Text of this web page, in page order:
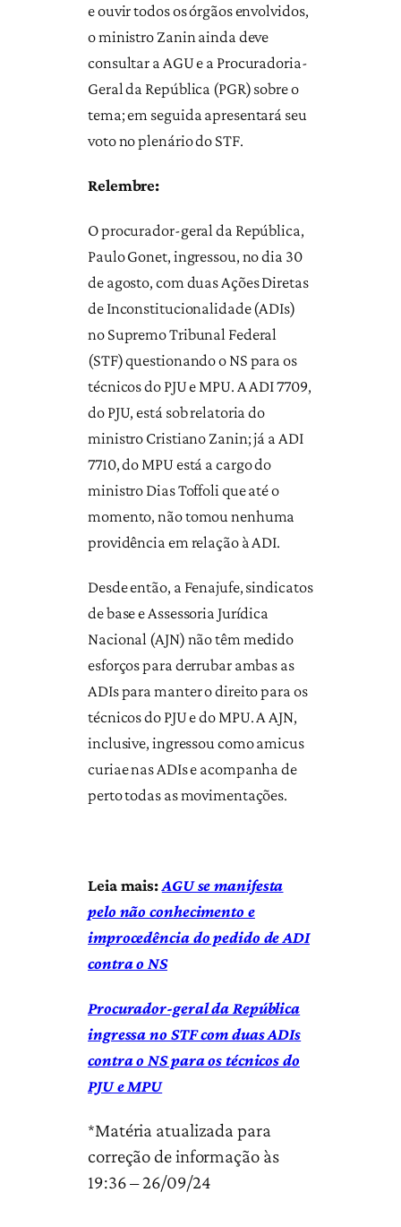
e ouvir todos os órgãos envolvidos,
o ministro Zanin ainda deve
consultar a AGU e a Procuradoria-
Geral da República (PGR) sobre o
tema; em seguida apresentará seu
voto no plenário do STF.
Relembre:
O procurador-geral da República,
Paulo Gonet, ingressou, no dia 30
de agosto, com duas Ações Diretas
de Inconstitucionalidade (ADIs)
no Supremo Tribunal Federal
(STF) questionando o NS para os
técnicos do PJU e MPU. A ADI 7709,
do PJU, está sob relatoria do
ministro Cristiano Zanin; já a ADI
7710, do MPU está a cargo do
ministro Dias Toffoli que até o
momento, não tomou nenhuma
providência em relação à ADI.
Desde então, a Fenajufe, sindicatos
de base e Assessoria Jurídica
Nacional (AJN) não têm medido
esforços para derrubar ambas as
ADIs para manter o direito para os
técnicos do PJU e do MPU. A AJN,
inclusive, ingressou como amicus
curiae nas ADIs e acompanha de
perto todas as movimentações.
Leia mais:AGU se manifesta
pelo não conhecimento e
improcedência do pedido de ADI
contra o NS
Procurador-geral da República
ingressa no STF com duas ADIs
contra o NS para os técnicos do
PJU e MPU
*Matéria atualizada para
correção de informação às
19:36 – 26/09/24